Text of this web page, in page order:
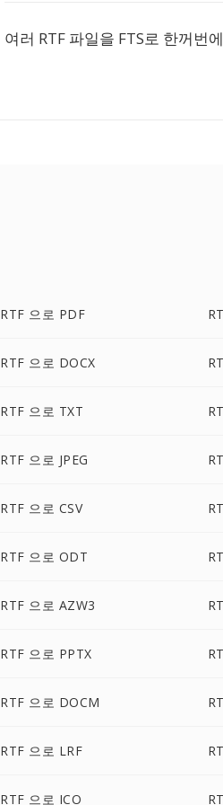
여러 RTF 파일을 FTS로 한꺼번
RTF 으로 PDF
RTF 으로 DOCX
RTF 으로 TXT
RTF 으로 JPEG
RTF 으로 CSV
RTF 으로 ODT
RTF 으로 AZW3
RTF 으로 PPTX
RTF 으로 DOCM
RTF 으로 LRF
RTF 으로 ICO